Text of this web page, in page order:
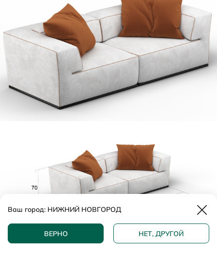
КУПИТЬ В 1 КЛИК
Ваш город: НИЖНИЙ НОВГОРОД
ВЕРНО НЕТ, ДРУГОЙ